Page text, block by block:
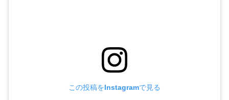
この投稿をInstagramで見る